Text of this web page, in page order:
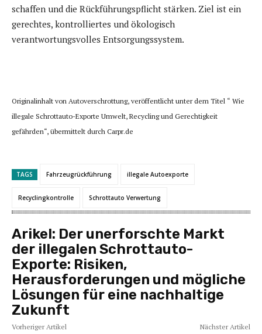
schaffen und die Rückführungspflicht stärken. Ziel ist ein
gerechtes, kontrolliertes und ökologisch
verantwortungsvolles Entsorgungssystem.
Originalinhalt von Autoverschrottung, veröffentlicht unter dem Titel “ Wie
illegale Schrottauto-Exporte Umwelt, Recycling und Gerechtigkeit
gefährden“, übermittelt durch Carpr.de
TAGS Fahrzeugrückführung illegale Autoexporte
Recyclingkontrolle Schrottauto Verwertung
Arikel: Der unerforschte Markt
der illegalen Schrottauto-
Exporte: Risiken,
Herausforderungen und mögliche
Lösungen für eine nachhaltige
Zukunft
Vorheriger Artikel Nächster Artikel